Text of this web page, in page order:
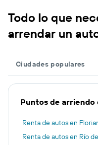
Todo lo que
arrendar un
Ciudades populares
Puntos de arriendo
Renta de autos en
Renta de autos en Río